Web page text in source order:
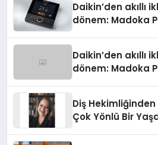
Daikin’den akıllı
dönem: Madoka
Daikin’den akıllı
dönem: Madoka
Diş
Çok Yönlü Bir